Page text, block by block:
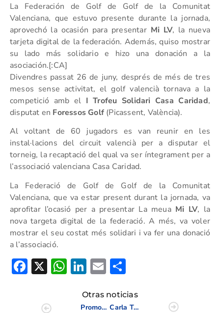
La Federación de Golf de Golf de la Comunitat
Valenciana, que estuvo presente durante la jornada,
aprovechó la ocasión para presentar Mi LV, la nueva
tarjeta digital de la federación. Además, quiso mostrar
su lado más solidario e hizo una donación a la
asociación.[:CA]
Divendres passat 26 de juny, després de més de tres
mesos sense activitat, el golf valencià tornava a la
competició amb el I Trofeu Solidari Casa Caridad,
disputat en Foressos Golf (Picassent, València).
Al voltant de 60 jugadors es van reunir en les
instal·lacions del circuit valencià per a disputar el
torneig, la recaptació del qual va ser íntegrament per a
l’associació valenciana Casa Caridad.
La Federació de Golf de Golf de la Comunitat
Valenciana, que va estar present durant la jornada, va
aprofitar l’ocasió per a presentar La meua Mi LV, la
nova targeta digital de la federació. A més, va voler
mostrar el seu costat més solidari i va fer una donació
a l’associació.
Facebook
X WhatsApp
LinkedIn
Email
Otras noticias
Promociones y ofertas de Font Del Llop
Carla Tejedo nos habla sobre el US Open